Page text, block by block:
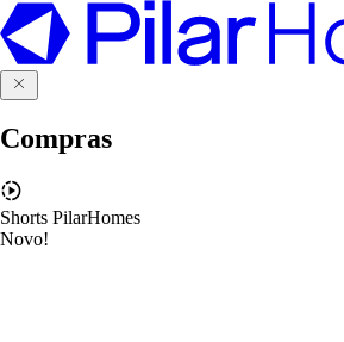
Compras
Shorts PilarHomes
Novo!